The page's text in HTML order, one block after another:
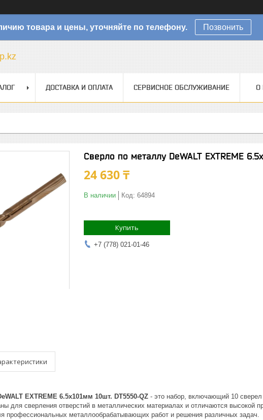
товара и цены, уточняйте по телефону. Позвонить
ДОСТАВКА И ОПЛАТА СЕРВИСНОЕ ОБСЛУЖИВАНИЕ О
Сверло по металлу DeWALT EXTREME
24 630 ₸
В наличии Код: 64894
Купить
+7 (778) 021-01-46
EXTREME 6.5x101мм 10шт. DT5550-QZ - это набор, включающий 10
для сверления отверстий в металлических материалах и отличаются высокой
профессиональных металлообрабатывающих работ и решения различных задач.